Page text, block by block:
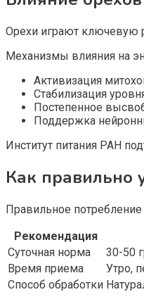
Орехи играют ключевую
Механизмы влияния на
Активизация
Стабилизация
Постепенное
Поддержка
Институт питания РАН
Как правильно
Правильное
Рекомендация
Суточная норма
30-50
Время приема
Утро,
Способ обработки